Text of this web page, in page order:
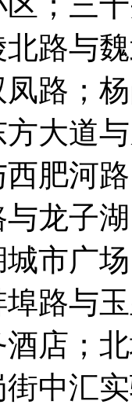
北路与
路；
方大道
肥河
龙子
市广
埠路与
酒店；
中汇